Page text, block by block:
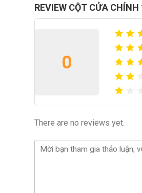
REVIEW CỘT CỬA
0
There are no reviews yet.